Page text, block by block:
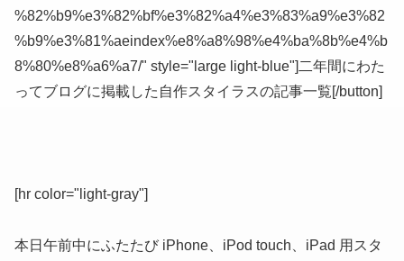
%82%b9%e3%82%bf%e3%82%a4%e3%83%a9%e3%82
%b9%e3%81%aeindex%e8%a8%98%e4%ba%8b%e4%b
8%80%e8%a6%a7/" style="large light-blue"]二年間にわた
ってブログに掲載した自作スタイラスの記事一覧[/button]
[hr color="light-gray"]
本日午前中にふたたび iPhone、iPod touch、iPad 用スタ